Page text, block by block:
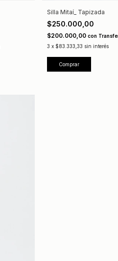
Silla Mitaí_ Tapizada
$250.000,00
$200.000,00 con
3 x $83.333,33 sin interés
Comprar